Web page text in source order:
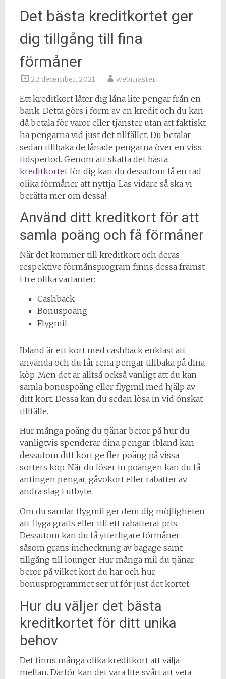
Det bästa kreditkortet ger
dig tillgång till fina
förmåner
22 december, 2021 webmaster
Ett kreditkort låter dig låna lite pengar från en
bank. Detta görs i form av en kredit och du kan
då betala för varor eller tjänster utan att faktiskt
ha pengarna vid just det tillfället. Du betalar
sedan tillbaka de lånade pengarna över en viss
tidsperiod. Genom att skaffa det bästa
kreditkortetför dig kan du dessutom få en rad
olika förmåner att nyttja. Läs vidare så ska vi
berätta mer om dessa!
Använd ditt kreditkort för att
samla poäng och få förmåner
När det kommer till kreditkort och deras
respektive förmånsprogram finns dessa främst
i tre olika varianter:
Cashback
Bonuspoäng
Flygmil
Ibland är ett kort med cashback enklast att
använda och du får rena pengar tillbaka på dina
köp. Men det är alltså också vanligt att du kan
samla bonuspoäng eller flygmil med hjälp av
ditt kort. Dessa kan du sedan lösa in vid önskat
tillfälle.
Hur många poäng du tjänar beror på hur du
vanligtvis spenderar dina pengar. Ibland kan
dessutom ditt kort ge fler poäng på vissa
sorters köp. När du löser in poängen kan du få
antingen pengar, gåvokort eller rabatter av
andra slag i utbyte.
Om du samlar flygmil ger dem dig möjligheten
att flyga gratis eller till ett rabatterat pris.
Dessutom kan du få ytterligare förmåner
såsom gratis incheckning av bagage samt
tillgång till lounger. Hur många mil du tjänar
beror på vilket kort du har och hur
bonusprogrammet ser ut för just det kortet.
Hur du väljer det bästa
kreditkortet för ditt unika
behov
Det finns många olika kreditkort att välja
mellan. Därför kan det vara lite svårt att veta